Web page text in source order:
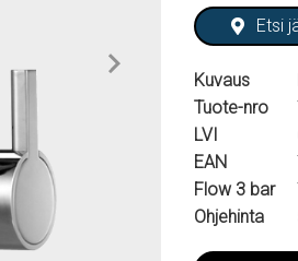
Etsi
Kuvaus
Tuote-nro
LVI
EAN
Flow 3 bar
Ohjehinta